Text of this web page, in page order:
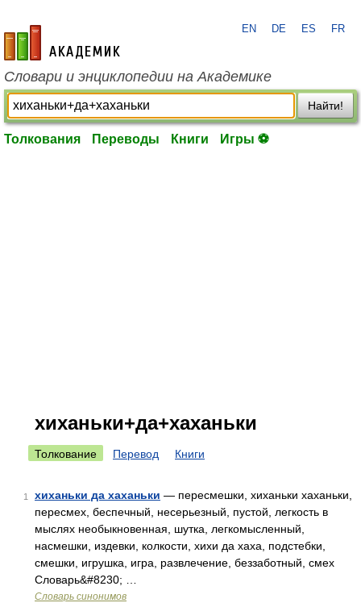
academic.ru
EN DE ES FR
Словари и энциклопедии на Академике
Найти!
Толкования Переводы Книги Игры ⚽
хиханьки+да+хаханьки
Толкование Перевод Книги
1 хиханьки да хаханьки — пересмешки, хиханьки хаханьки,
пересмех, беспечный, несерьезный, пустой, легкость в
мыслях необыкновенная, шутка, легкомысленный,
насмешки, издевки, колкости, хихи да хаха, подстебки,
смешки, игрушка, игра, развлечение, беззаботный, смех
Словарь&#8230; …
Словарь синонимов